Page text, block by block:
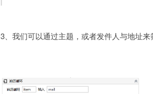
3、我们可以通过主题，或者发件人与地址来